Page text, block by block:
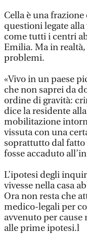
Cella è una frazione
questioni legate
come tutti i centri
Emilia. Ma in
problemi.
«Vivo in un paese
che non saprei da
ordine di gravità:
dice la residente
mobilitazione
vissuta con una
soprattutto dal fatto
fosse accaduto
L’ipotesi degli
vivesse nella casa
Ora non resta che
medico-legali per
avvenuto per
alle prime ipotesi.l